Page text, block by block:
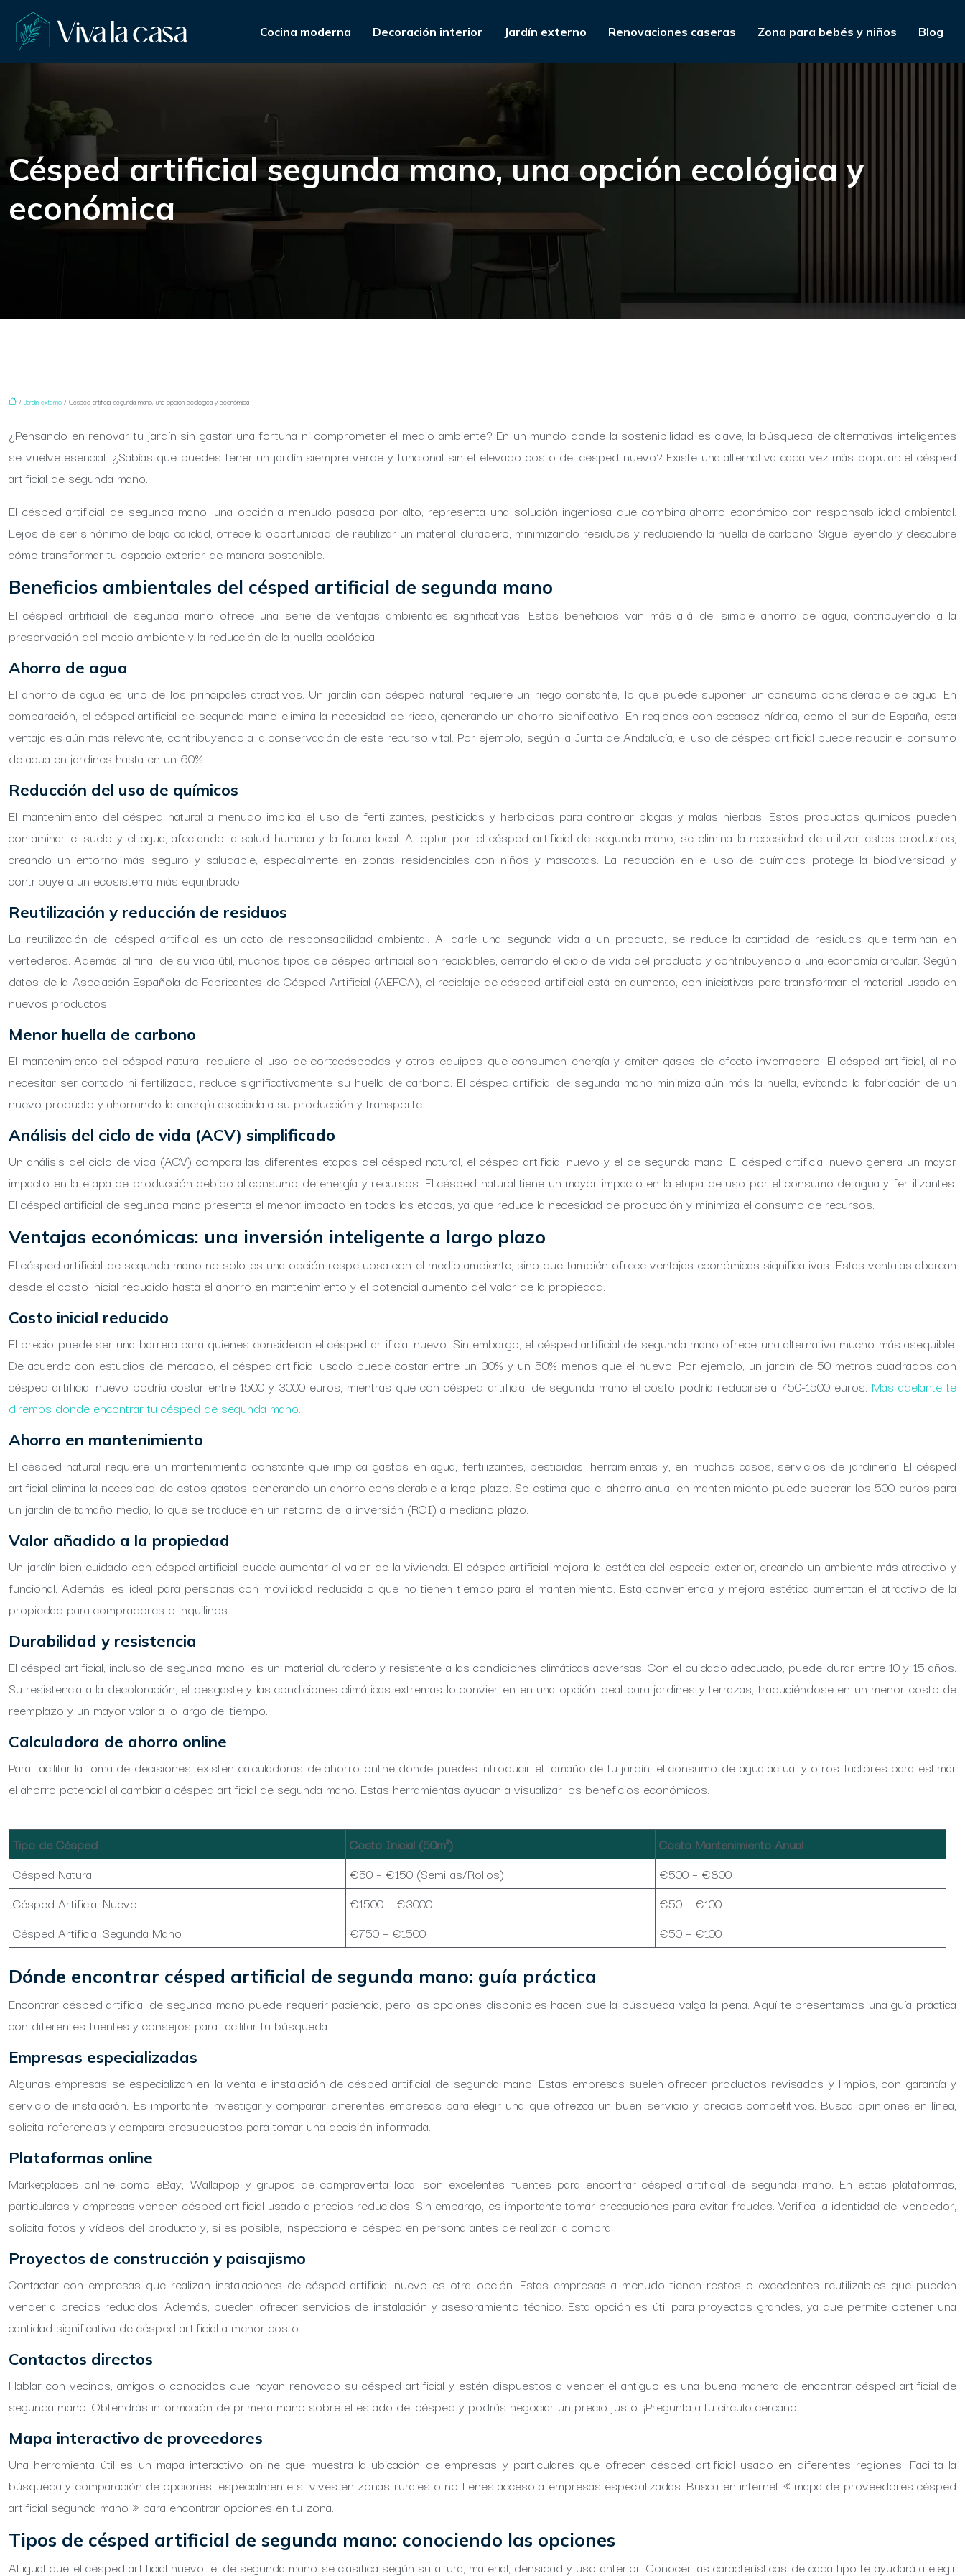
Cocina moderna Decoración interior Jardín externo Renovaciones caseras Zona para bebés y niños Blog
Césped artificial segunda mano, una opción ecológica y
económica
/ Jardín externo / Césped artificial segunda mano, una opción ecológica y económica
¿Pensando en renovar tu jardín sin gastar una fortuna ni comprometer el medio ambiente? En un mundo donde la sostenibilidad es clave, la búsqueda de alternativas inteligentes
se vuelve esencial. ¿Sabías que puedes tener un jardín siempre verde y funcional sin el elevado costo del césped nuevo? Existe una alternativa cada vez más popular: el césped
artificial de segunda mano.
El césped artificial de segunda mano, una opción a menudo pasada por alto, representa una solución ingeniosa que combina ahorro económico con responsabilidad ambiental.
Lejos de ser sinónimo de baja calidad, ofrece la oportunidad de reutilizar un material duradero, minimizando residuos y reduciendo la huella de carbono. Sigue leyendo y descubre
cómo transformar tu espacio exterior de manera sostenible.
Beneficios ambientales del césped artificial de segunda mano
El césped artificial de segunda mano ofrece una serie de ventajas ambientales significativas. Estos beneficios van más allá del simple ahorro de agua, contribuyendo a la
preservación del medio ambiente y la reducción de la huella ecológica.
Ahorro de agua
El ahorro de agua es uno de los principales atractivos. Un jardín con césped natural requiere un riego constante, lo que puede suponer un consumo considerable de agua. En
comparación, el césped artificial de segunda mano elimina la necesidad de riego, generando un ahorro significativo. En regiones con escasez hídrica, como el sur de España, esta
ventaja es aún más relevante, contribuyendo a la conservación de este recurso vital. Por ejemplo, según la Junta de Andalucía, el uso de césped artificial puede reducir el consumo
de agua en jardines hasta en un 60%.
Reducción del uso de químicos
El mantenimiento del césped natural a menudo implica el uso de fertilizantes, pesticidas y herbicidas para controlar plagas y malas hierbas. Estos productos químicos pueden
contaminar el suelo y el agua, afectando la salud humana y la fauna local. Al optar por el césped artificial de segunda mano, se elimina la necesidad de utilizar estos productos,
creando un entorno más seguro y saludable, especialmente en zonas residenciales con niños y mascotas. La reducción en el uso de químicos protege la biodiversidad y
contribuye a un ecosistema más equilibrado.
Reutilización y reducción de residuos
La reutilización del césped artificial es un acto de responsabilidad ambiental. Al darle una segunda vida a un producto, se reduce la cantidad de residuos que terminan en
vertederos. Además, al final de su vida útil, muchos tipos de césped artificial son reciclables, cerrando el ciclo de vida del producto y contribuyendo a una economía circular. Según
datos de la Asociación Española de Fabricantes de Césped Artificial (AEFCA), el reciclaje de césped artificial está en aumento, con iniciativas para transformar el material usado en
nuevos productos.
Menor huella de carbono
El mantenimiento del césped natural requiere el uso de cortacéspedes y otros equipos que consumen energía y emiten gases de efecto invernadero. El césped artificial, al no
necesitar ser cortado ni fertilizado, reduce significativamente su huella de carbono. El césped artificial de segunda mano minimiza aún más la huella, evitando la fabricación de un
nuevo producto y ahorrando la energía asociada a su producción y transporte.
Análisis del ciclo de vida (ACV) simplificado
Un análisis del ciclo de vida (ACV) compara las diferentes etapas del césped natural, el césped artificial nuevo y el de segunda mano. El césped artificial nuevo genera un mayor
impacto en la etapa de producción debido al consumo de energía y recursos. El césped natural tiene un mayor impacto en la etapa de uso por el consumo de agua y fertilizantes.
El césped artificial de segunda mano presenta el menor impacto en todas las etapas, ya que reduce la necesidad de producción y minimiza el consumo de recursos.
Ventajas económicas: una inversión inteligente a largo plazo
El césped artificial de segunda mano no solo es una opción respetuosa con el medio ambiente, sino que también ofrece ventajas económicas significativas. Estas ventajas abarcan
desde el costo inicial reducido hasta el ahorro en mantenimiento y el potencial aumento del valor de la propiedad.
Costo inicial reducido
El precio puede ser una barrera para quienes consideran el césped artificial nuevo. Sin embargo, el césped artificial de segunda mano ofrece una alternativa mucho más asequible.
De acuerdo con estudios de mercado, el césped artificial usado puede costar entre un 30% y un 50% menos que el nuevo. Por ejemplo, un jardín de 50 metros cuadrados con
césped artificial nuevo podría costar entre 1500 y 3000 euros, mientras que con césped artificial de segunda mano el costo podría reducirse a 750-1500 euros. Más adelante te
diremos donde encontrar tu césped de segunda mano.
Ahorro en mantenimiento
El césped natural requiere un mantenimiento constante que implica gastos en agua, fertilizantes, pesticidas, herramientas y, en muchos casos, servicios de jardinería. El césped
artificial elimina la necesidad de estos gastos, generando un ahorro considerable a largo plazo. Se estima que el ahorro anual en mantenimiento puede superar los 500 euros para
un jardín de tamaño medio, lo que se traduce en un retorno de la inversión (ROI) a mediano plazo.
Valor añadido a la propiedad
Un jardín bien cuidado con césped artificial puede aumentar el valor de la vivienda. El césped artificial mejora la estética del espacio exterior, creando un ambiente más atractivo y
funcional. Además, es ideal para personas con movilidad reducida o que no tienen tiempo para el mantenimiento. Esta conveniencia y mejora estética aumentan el atractivo de la
propiedad para compradores o inquilinos.
Durabilidad y resistencia
El césped artificial, incluso de segunda mano, es un material duradero y resistente a las condiciones climáticas adversas. Con el cuidado adecuado, puede durar entre 10 y 15 años.
Su resistencia a la decoloración, el desgaste y las condiciones climáticas extremas lo convierten en una opción ideal para jardines y terrazas, traduciéndose en un menor costo de
reemplazo y un mayor valor a lo largo del tiempo.
Calculadora de ahorro online
Para facilitar la toma de decisiones, existen calculadoras de ahorro online donde puedes introducir el tamaño de tu jardín, el consumo de agua actual y otros factores para estimar
el ahorro potencial al cambiar a césped artificial de segunda mano. Estas herramientas ayudan a visualizar los beneficios económicos.
Tipo de Césped Costo Inicial (50m²)
Costo Mantenimiento Anual
Césped Natural
€50 – €150 (Semillas/Rollos)
€500 – €800
Césped Artificial Nuevo
€1500 – €3000
€50 – €100
Césped Artificial Segunda Mano
€750 – €1500 €50 – €100
Dónde encontrar césped artificial de segunda mano: guía práctica
Encontrar césped artificial de segunda mano puede requerir paciencia, pero las opciones disponibles hacen que la búsqueda valga la pena. Aquí te presentamos una guía práctica
con diferentes fuentes y consejos para facilitar tu búsqueda.
Empresas especializadas
Algunas empresas se especializan en la venta e instalación de césped artificial de segunda mano. Estas empresas suelen ofrecer productos revisados y limpios, con garantía y
servicio de instalación. Es importante investigar y comparar diferentes empresas para elegir una que ofrezca un buen servicio y precios competitivos. Busca opiniones en línea,
solicita referencias y compara presupuestos para tomar una decisión informada.
Plataformas online
Marketplaces online como eBay, Wallapop y grupos de compraventa local son excelentes fuentes para encontrar césped artificial de segunda mano. En estas plataformas,
particulares y empresas venden césped artificial usado a precios reducidos. Sin embargo, es importante tomar precauciones para evitar fraudes. Verifica la identidad del vendedor,
solicita fotos y vídeos del producto y, si es posible, inspecciona el césped en persona antes de realizar la compra.
Proyectos de construcción y paisajismo
Contactar con empresas que realizan instalaciones de césped artificial nuevo es otra opción. Estas empresas a menudo tienen restos o excedentes reutilizables que pueden
vender a precios reducidos. Además, pueden ofrecer servicios de instalación y asesoramiento técnico. Esta opción es útil para proyectos grandes, ya que permite obtener una
cantidad significativa de césped artificial a menor costo.
Contactos directos
Hablar con vecinos, amigos o conocidos que hayan renovado su césped artificial y estén dispuestos a vender el antiguo es una buena manera de encontrar césped artificial de
segunda mano. Obtendrás información de primera mano sobre el estado del césped y podrás negociar un precio justo. ¡Pregunta a tu círculo cercano!
Mapa interactivo de proveedores
Una herramienta útil es un mapa interactivo online que muestra la ubicación de empresas y particulares que ofrecen césped artificial usado en diferentes regiones. Facilita la
búsqueda y comparación de opciones, especialmente si vives en zonas rurales o no tienes acceso a empresas especializadas. Busca en internet « mapa de proveedores césped
artificial segunda mano » para encontrar opciones en tu zona.
Tipos de césped artificial de segunda mano: conociendo las opciones
Al igual que el césped artificial nuevo, el de segunda mano se clasifica según su altura, material, densidad y uso anterior. Conocer las características de cada tipo te ayudará a elegir